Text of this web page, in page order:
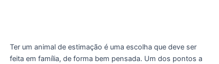
Ter um animal de estimação é uma escolha que deve ser
feita em família, de forma bem pensada. Um dos pontos a